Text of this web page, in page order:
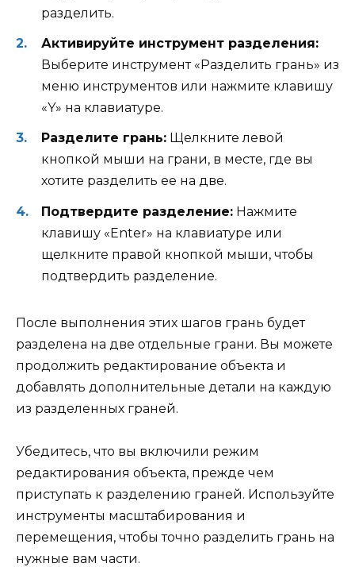
разделить.
Активируйте инструмент разделения:
Выберите инструмент «Разделить грань» из
меню инструментов или нажмите клавишу
«Y» на клавиатуре.
Разделите грань: Щелкните левой
кнопкой мыши на грани, в месте, где вы
хотите разделить ее на две.
Подтвердите разделение: Нажмите
клавишу «Enter» на клавиатуре или
щелкните правой кнопкой мыши, чтобы
подтвердить разделение.
После выполнения этих шагов грань будет
разделена на две отдельные грани. Вы можете
продолжить редактирование объекта и
добавлять дополнительные детали на каждую
из разделенных граней.
Убедитесь, что вы включили режим
редактирования объекта, прежде чем
приступать к разделению граней. Используйте
инструменты масштабирования и
перемещения, чтобы точно разделить грань на
нужные вам части.